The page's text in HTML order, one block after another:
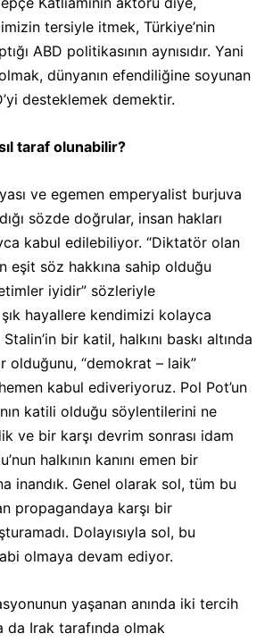
tersiyle itmek, Türkiye’nin
ABD politikasının aynısıdır. Yani
dünyanın efendiliğine soyunan
desteklemek demektir.
taraf olunabilir?
ve egemen emperyalist burjuva
sözde doğrular, insan hakları
kabul edilebiliyor. “Diktatör olan
eşit söz hakkına sahip olduğu
iyidir” sözleriyle
hayallere kendimizi kolayca
bir katil, halkını baskı altında
“demokrat – laik”
kabul ediveriyoruz. Pol Pot’un
katili olduğu söylentilerini ne
ve bir karşı devrim sonrası idam
halkının kanını emen bir
inandık. Genel olarak sol, tüm bu
propagandaya karşı bir
Dolayısıyla sol, bu
olmaya devam ediyor.
yaşanan anında iki tercih
da Irak tarafında olmak